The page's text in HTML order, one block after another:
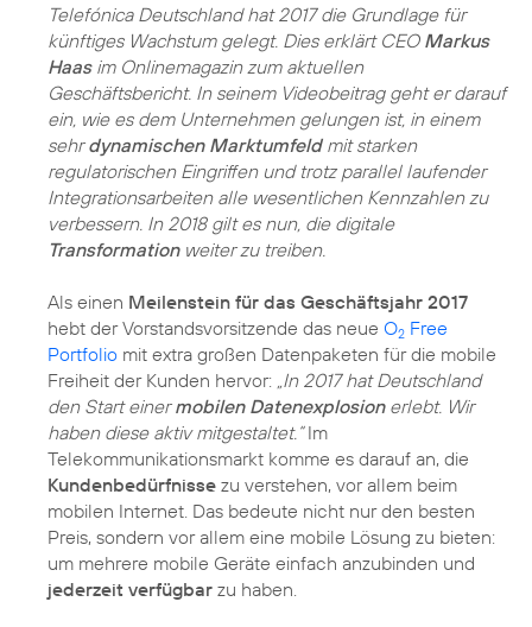
Telefónica Deutschland hat 2017 die Grundlage für
künftiges Wachstum gelegt. Dies erklärt CEO Markus
Haasim Onlinemagazin zum aktuellen
Geschäftsbericht. In seinem Videobeitrag geht er darauf
ein, wie es dem Unternehmen gelungen ist, in einem
sehrdynamischen Marktumfeldmit starken
regulatorischen Eingriffen und trotz parallel laufender
Integrationsarbeiten alle wesentlichen Kennzahlen zu
verbessern. In 2018 gilt es nun, die digitale
Transformationweiter zu treiben.
Als einen Meilenstein für das Geschäftsjahr 2017
hebt der Vorstandsvorsitzende das neue O2 Free
Portfolio mit extra großen Datenpaketen für die mobile
Freiheit der Kunden hervor: „In 2017 hat Deutschland
den Start einermobilen Datenexplosionerlebt. Wir
haben diese aktiv mitgestaltet.“Im
Telekommunikationsmarkt komme es darauf an, die
Kundenbedürfnisse zu verstehen, vor allem beim
mobilen Internet. Das bedeute nicht nur den besten
Preis, sondern vor allem eine mobile Lösung zu bieten:
um mehrere mobile Geräte einfach anzubinden und
jederzeit verfügbar zu haben.